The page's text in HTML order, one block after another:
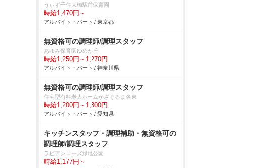
うぃず千住大橋駅前保育園
時給1,470円～
アルバイト・パート / 東京都
無資格可の調理師/調理スタッフ
あゆみ保育園ゆめが丘
時給1,250円～1,270円
アルバイト・パート / 神奈川県
無資格可の調理師/調理スタッフ
住宅型有料老人ホームかざぐるま名東
時給1,200円～1,300円
アルバイト・パート / 愛知県
キッチンスタッフ・調理補助・無資格可の
調理師/調理スタッフ
ラビアンローズ緑地公園
時給1,177円～